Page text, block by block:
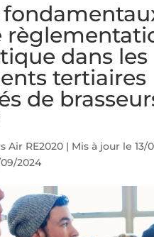
dans les
tertiaires
de
Air RE2020| Mis à jour le 13/
2024